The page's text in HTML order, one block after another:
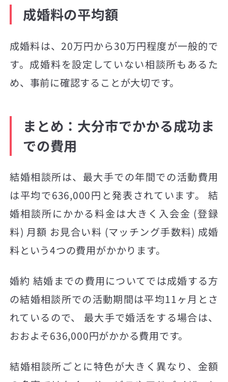
成婚料の平均額
成婚料は、20万円から30万円程度が一般的で
す。成婚料を設定していない相談所もあるた
め、事前に確認することが大切です。
まとめ：大分市でかかる成功ま
での費用
結婚相談所は、最大手での年間での活動費用
は平均で636,000円と発表されています。 結
婚相談所にかかる料金は大きく入会金 (登録
料) 月額 お見合い料 (マッチング手数料) 成婚
料という4つの費用がかかります。
婚約 結婚までの費用についてでは成婚する方
の結婚相談所での活動期間は平均11ヶ月とさ
れているので、 最大手で婚活をする場合は、
おおよそ636,000円がかかる費用です。
結婚相談所ごとに特色が大きく異なり、金額